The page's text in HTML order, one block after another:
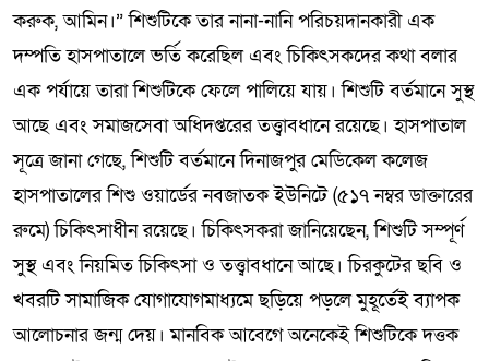
করুক, আমিন।” শিশুটিকে তার নানা-নানি পরিচয়দানকারী এক
দম্পতি হাসপাতালে ভর্তি করেছিল এবং চিকিৎসকদের কথা বলার
এক পর্যায়ে তারা শিশুটিকে ফেলে পালিয়ে যায়। শিশুটি বর্তমানে সুস্থ
আছে এবং সমাজসেবা অধিদপ্তরের তত্ত্বাবধানে রয়েছে। হাসপাতাল
সূত্রে জানা গেছে, শিশুটি বর্তমানে দিনাজপুর মেডিকেল কলেজ
হাসপাতালের শিশু ওয়ার্ডের নবজাতক ইউনিটে (৫১৭ নম্বর ডাক্তারের
রুমে) চিকিৎসাধীন রয়েছে। চিকিৎসকরা জানিয়েছেন, শিশুটি সম্পূর্ণ
সুস্থ এবং নিয়মিত চিকিৎসা ও তত্ত্বাবধানে আছে। চিরকুটের ছবি ও
খবরটি সামাজিক যোগাযোগমাধ্যমে ছড়িয়ে পড়লে মুহূর্তেই ব্যাপক
আলোচনার জন্ম দেয়। মানবিক আবেগে অনেকেই শিশুটিকে দত্তক